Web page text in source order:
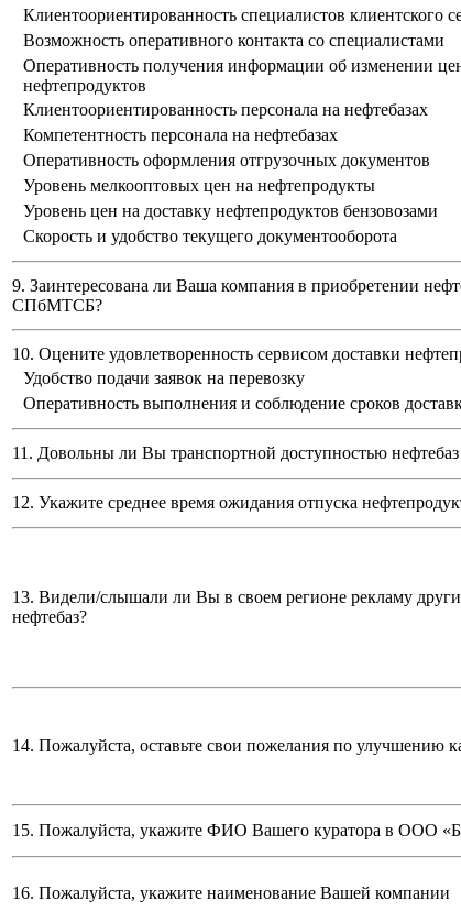
Клиентоориентированность специалистов клиентского
Возможность оперативного контакта со специалистами
Оперативность получения информации об изменении
нефтепродуктов
Клиентоориентированность персонала на нефтебазах
Компетентность персонала на нефтебазах
Оперативность оформления отгрузочных документов
Уровень мелкооптовых цен на нефтепродукты
Уровень цен на доставку нефтепродуктов бензовозами
Скорость и удобство текущего документооборота
9. Заинтересована ли Ваша компания в приобретении
СПбМТСБ?
10. Оцените удовлетворенность сервисом доставки
Удобство подачи заявок на перевозку
Оперативность выполнения и соблюдение сроков
11. Довольны ли Вы транспортной доступностью нефтебаз
12. Укажите среднее время ожидания отпуска
13. Видели/слышали ли Вы в своем регионе рекламу
нефтебаз?
14. Пожалуйста, оставьте свои пожелания по улучшению
15. Пожалуйста, укажите ФИО Вашего куратора в ООО
16. Пожалуйста, укажите наименование Вашей компании